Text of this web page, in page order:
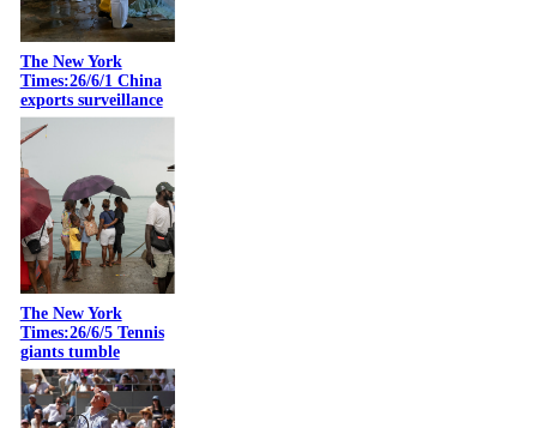
The New York
Times:26/6/1 China
exports surveillance
The New York
Times:26/6/5 Tennis
giants tumble